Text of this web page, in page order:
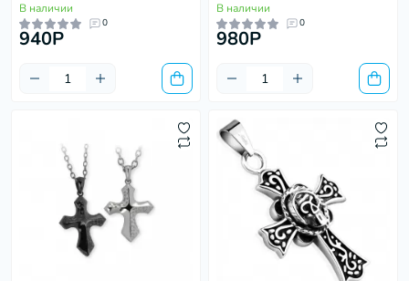
В наличии
0
940P
В наличии
0
980P